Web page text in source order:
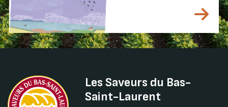
Les Saveurs du Bas-
Saint-Laurent